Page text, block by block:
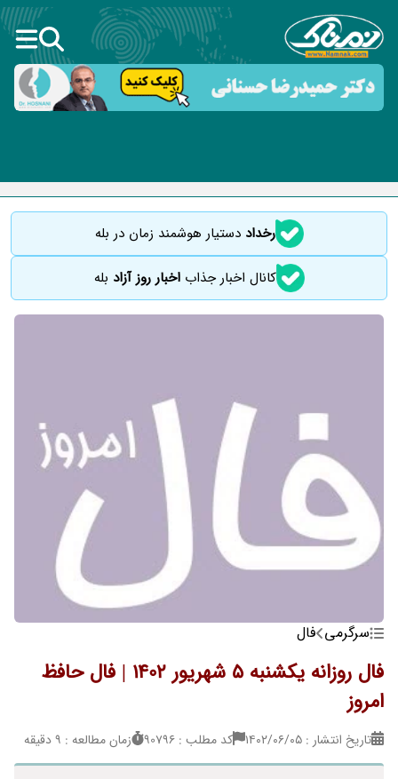
رخداددستیار هوشمند زمان در بله
کانال اخبار جذاباخبار روز آزاد بله
سرگرمی فال
فال روزانه یکشنبه 5 شهریور 1402 | فال حافظ
امروز
تاریخ انتشار : ۱۴۰۲/۰۶/۰۵ کد مطلب : 90796 زمان مطالعه : 9 دقیقه